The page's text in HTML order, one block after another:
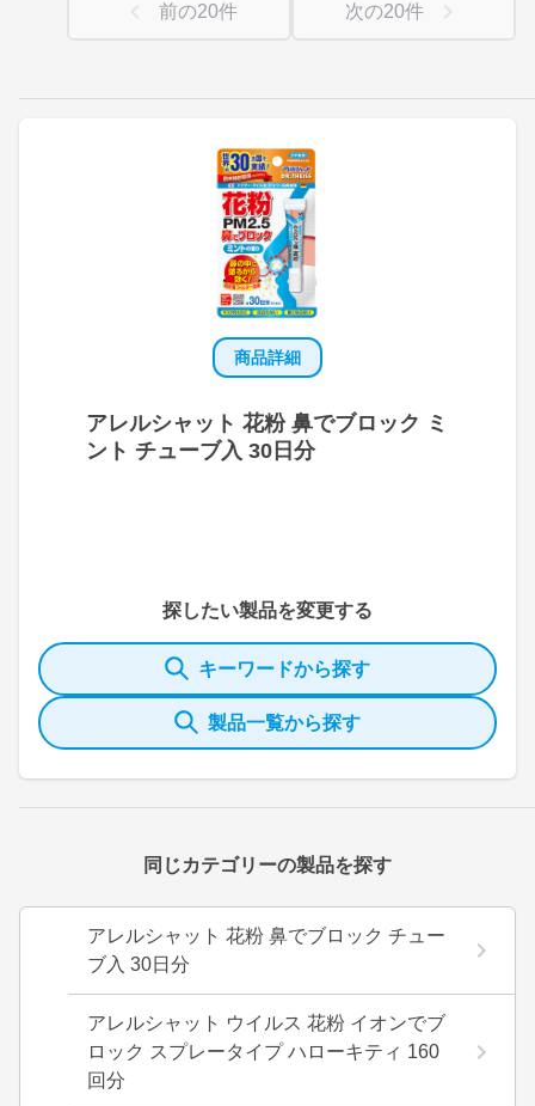
商品詳細
アレルシャット 花粉 鼻でブロック ミ
ント チューブ入 30日分
探したい製品を変更する
キーワードから探す
製品一覧から探す
同じカテゴリーの製品を探す
アレルシャット 花粉 鼻でブロック チュー
ブ入 30日分
アレルシャット ウイルス 花粉 イオンでブ
ロック スプレータイプ ハローキティ 160
回分
前の20件 次の20件